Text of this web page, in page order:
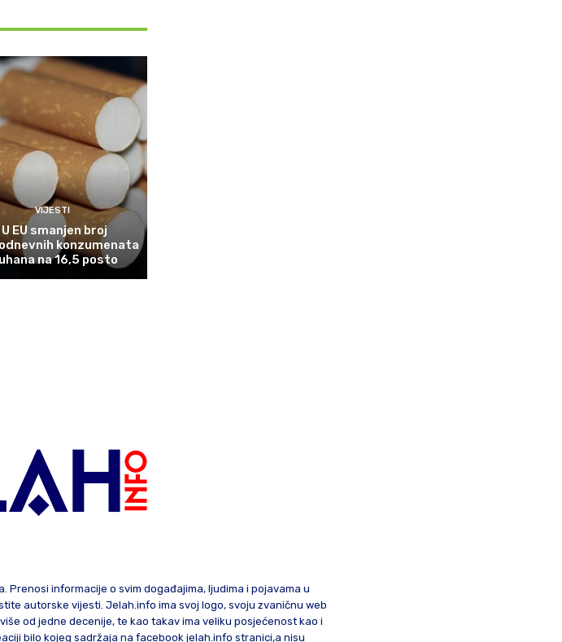
VIJESTI
U EU smanjen broj
konzumenata
na 16,5 posto
informacije o svim događajima, ljudima i pojavama u
autorske vijesti. Jelah.info ima svoj logo, svoju zvaničnu web
od jedne decenije, te kao takav ima veliku posjećenost kao i
bilo kojeg sadržaja na facebook jelah.info stranici,a nisu